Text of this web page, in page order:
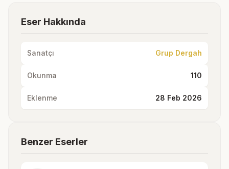
Eser Hakkında
Sanatçı Grup Dergah
Okunma 110
Eklenme 28 Feb 2026
Benzer Eserler